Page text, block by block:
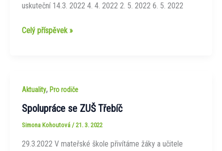
uskuteční 14.3. 2022 4. 4. 2022 2. 5. 2022 6. 5. 2022
Dětská
Celý příspěvek »
Aktuality, Pro rodiče
Spolupráce se ZUŠ Třebíč
Simona Kohoutová / 21. 3. 2022
29.3.2022 V mateřské škole přivítáme žáky a učitele